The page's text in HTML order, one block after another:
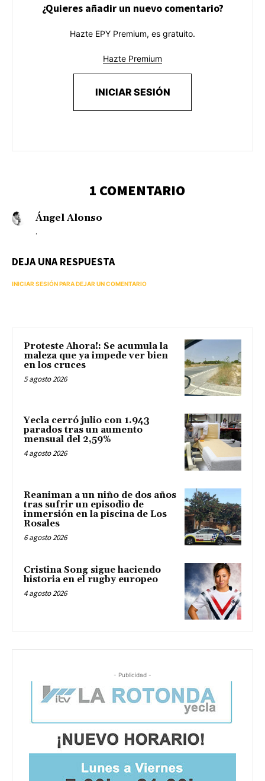
¿Quieres añadir un nuevo comentario?
Hazte EPY Premium, es gratuito.
Hazte Premium
INICIAR SESIÓN
1 COMENTARIO
Ángel Alonso
.
DEJA UNA RESPUESTA
INICIAR SESIÓN PARA DEJAR UN COMENTARIO
Proteste Ahora!: Se acumula la
maleza que ya impede ver bien
en los cruces
5 agosto 2026
Yecla cerró julio con 1.943
parados tras un aumento
mensual del 2,59%
4 agosto 2026
Reaniman a un niño de dos años
tras sufrir un episodio de
inmersión en la piscina de Los
Rosales
6 agosto 2026
Cristina Song sigue haciendo
historia en el rugby europeo
4 agosto 2026
- Publicidad -